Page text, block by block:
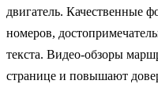
двигатель. Качественные
номеров,
текста. Видео-обзоры
странице и повышают